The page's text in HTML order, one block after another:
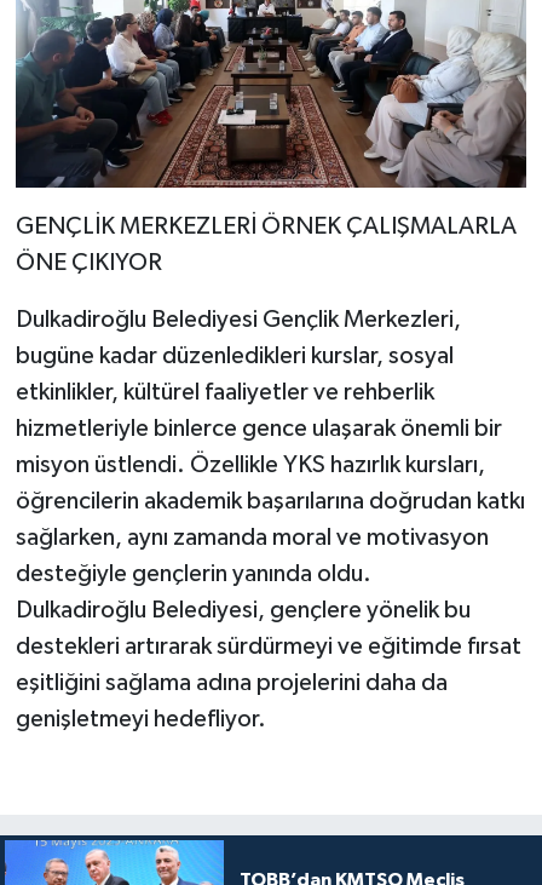
GENÇLİK MERKEZLERİ ÖRNEK ÇALIŞMALARLA
ÖNE ÇIKIYOR
Dulkadiroğlu Belediyesi Gençlik Merkezleri,
bugüne kadar düzenledikleri kurslar, sosyal
etkinlikler, kültürel faaliyetler ve rehberlik
hizmetleriyle binlerce gence ulaşarak önemli bir
misyon üstlendi. Özellikle YKS hazırlık kursları,
öğrencilerin akademik başarılarına doğrudan katkı
sağlarken, aynı zamanda moral ve motivasyon
desteğiyle gençlerin yanında oldu.
Dulkadiroğlu Belediyesi, gençlere yönelik bu
destekleri artırarak sürdürmeyi ve eğitimde fırsat
eşitliğini sağlama adına projelerini daha da
genişletmeyi hedefliyor.
TOBB’dan KMTSO Meclis